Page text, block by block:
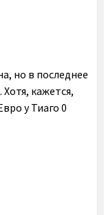
но в последнее
кажется,
у Тиаго 0